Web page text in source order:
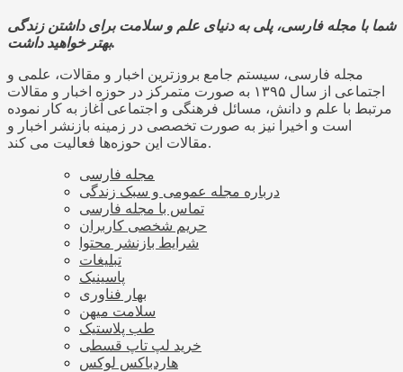
شما با مجله فارسی، پلی به دنیای علم و سلامت برای داشتن زندگی
بهتر خواهید داشت.
مجله فارسی، سیستم جامع بروزترین اخبار و مقالات، علمی و
اجتماعی از سال ۱۳۹۵ به صورت متمرکز در حوزه اخبار و مقالات
مرتبط با علم و دانش، مسائل فرهنگی و اجتماعی آغاز به کار نموده
است و اخیرا نیز به صورت تخصصی در زمینه بازنشر اخبار و
مقالات این حوزه‌ها فعالیت می کند.
مجله فارسی
درباره مجله عمومی و سبک زندگی
تماس با مجله فارسی
حریم شخصی کاربران
شرایط بازنشر محتوا
تبلیغات
پاسینیک
بهار فناوری
سلامت میهن
طب پلاستیک
خرید لپ تاپ قسطی
هاردباکس لوکس